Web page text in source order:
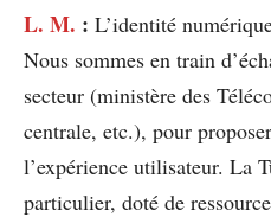
L. M. : L’identité
Nous sommes en train
secteur (ministère des
centrale, etc.), pour
l’expérience utilisateur. La
particulier, doté de